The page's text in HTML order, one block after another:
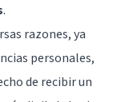
.
razones, ya
personales,
de recibir un